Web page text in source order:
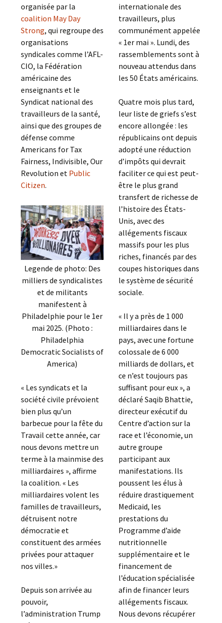
organisée par la
coalition May Day
Strong, qui regroupe des
organisations
syndicales comme l’AFL-
CIO, la Fédération
américaine des
enseignants et le
Syndicat national des
travailleurs de la santé,
ainsi que des groupes de
défense comme
Americans for Tax
Fairness, Indivisible, Our
Revolution et Public
Citizen.
Legende de photo: Des
milliers de syndicalistes
et de militants
manifestent à
Philadelphie pour le 1er
mai 2025. (Photo :
Philadelphia
Democratic Socialists of
America)
« Les syndicats et la
société civile prévoient
bien plus qu’un
barbecue pour la fête du
Travail cette année, car
nous devons mettre un
terme à la mainmise des
milliardaires », affirme
la coalition. « Les
milliardaires volent les
familles de travailleurs,
détruisent notre
démocratie et
constituent des armées
privées pour attaquer
nos villes.»
Depuis son arrivée au
pouvoir,
l’administration Trump
internationale des
travailleurs, plus
communément appelée
« 1er mai ». Lundi, des
rassemblements sont à
nouveau attendus dans
les 50 États américains.
Quatre mois plus tard,
leur liste de griefs s’est
encore allongée : les
républicains ont depuis
adopté une réduction
d’impôts qui devrait
faciliter ce qui est peut-
être le plus grand
transfert de richesse de
l’histoire des États-
Unis, avec des
allégements fiscaux
massifs pour les plus
riches, financés par des
coupes historiques dans
le système de sécurité
sociale.
« Il y a près de 1 000
milliardaires dans le
pays, avec une fortune
colossale de 6 000
milliards de dollars, et
ce n’est toujours pas
suffisant pour eux », a
déclaré Saqib Bhattie,
directeur exécutif du
Centre d’action sur la
race et l’économie, un
autre groupe
participant aux
manifestations. Ils
poussent les élus à
réduire drastiquement
Medicaid, les
prestations du
Programme d’aide
nutritionnelle
supplémentaire et le
financement de
l’éducation spécialisée
afin de financer leurs
allégements fiscaux.
Nous devons récupérer